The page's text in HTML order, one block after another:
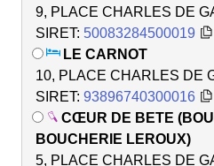
9, PLACE CHARLES DE
SIRET: 50083284500019
LE CARNOT
10, PLACE CHARLES DE
SIRET: 93896740300016
CŒUR DE BETE
BOUCHERIE LEROUX)
5, PLACE CHARLES DE